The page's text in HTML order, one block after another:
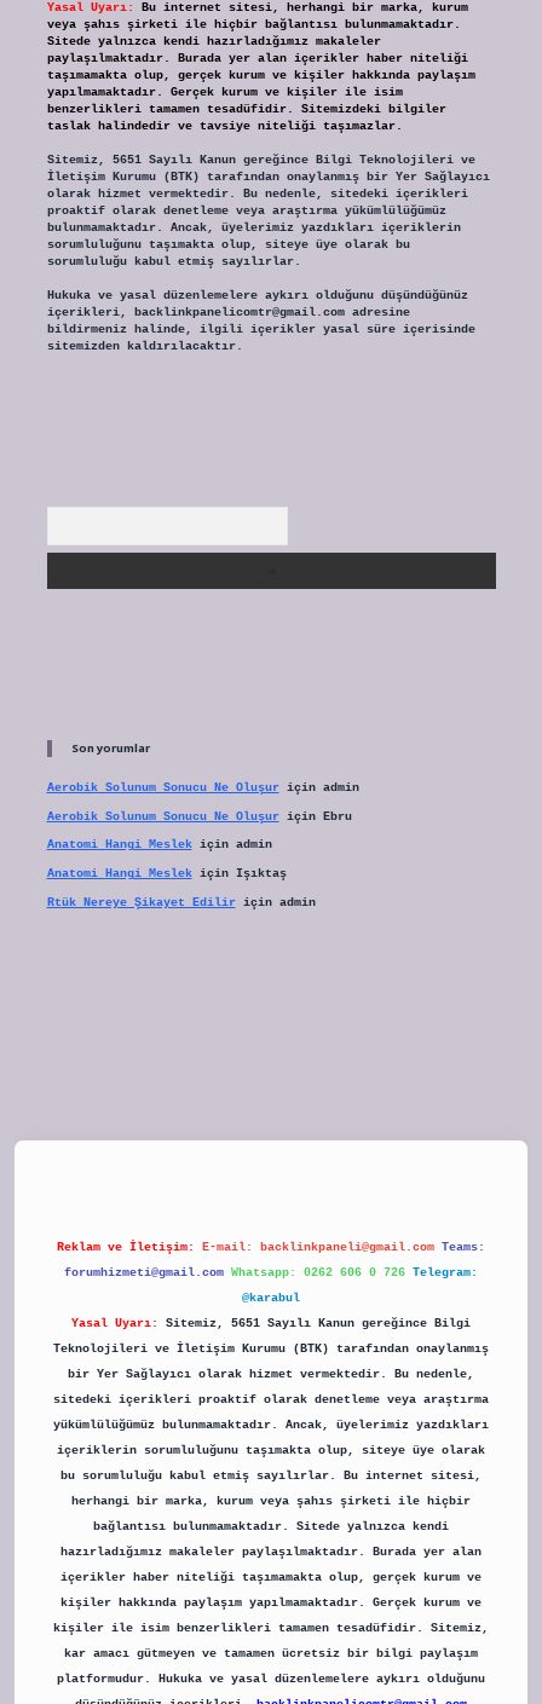
Yasal Uyarı:
Bu internet sitesi, herhangi bir marka, kurum
veya şahıs şirketi ile hiçbir bağlantısı bulunmamaktadır.
Sitede yalnızca kendi hazırladığımız makaleler
paylaşılmaktadır. Burada yer alan içerikler haber niteliği
taşımamakta olup, gerçek kurum ve kişiler hakkında paylaşım
yapılmamaktadır. Gerçek kurum ve kişiler ile isim
benzerlikleri tamamen tesadüfidir. Sitemizdeki bilgiler
taslak halindedir ve tavsiye niteliği taşımazlar.
Sitemiz, 5651 Sayılı Kanun gereğince Bilgi Teknolojileri ve
İletişim Kurumu (BTK) tarafından onaylanmış bir Yer Sağlayıcı
olarak hizmet vermektedir. Bu nedenle, sitedeki içerikleri
proaktif olarak denetleme veya araştırma yükümlülüğümüz
bulunmamaktadır. Ancak, üyelerimiz yazdıkları içeriklerin
sorumluluğunu taşımakta olup, siteye üye olarak bu
sorumluluğu kabul etmiş sayılırlar.
Hukuka ve yasal düzenlemelere aykırı olduğunu düşündüğünüz
içerikleri, backlinkpanelicomtr@gmail.comadresine
bildirmeniz halinde, ilgili içerikler yasal süre içerisinde
sitemizden kaldırılacaktır.
Son yorumlar
Aerobik Solunum Sonucu Ne Oluşuriçin admin
Aerobik Solunum Sonucu Ne Oluşuriçin Ebru
Anatomi Hangi Meslekiçin admin
Anatomi Hangi Meslekiçin Işıktaş
Rtük Nereye Şikayet Ediliriçin admin
Reklam ve İletişim: E-mail: backlinkpaneli@gmail.com Teams:
forumhizmeti@gmail.com Whatsapp: 0262 606 0 726 Telegram:
@karabul
Yasal Uyarı:
Sitemiz, 5651 Sayılı Kanun gereğince Bilgi
Teknolojileri ve İletişim Kurumu (BTK) tarafından onaylanmış
bir Yer Sağlayıcı olarak hizmet vermektedir. Bu nedenle,
sitedeki içerikleri proaktif olarak denetleme veya araştırma
yükümlülüğümüz bulunmamaktadır. Ancak, üyelerimiz yazdıkları
içeriklerin sorumluluğunu taşımakta olup, siteye üye olarak
bu sorumluluğu kabul etmiş sayılırlar. Bu internet sitesi,
herhangi bir marka, kurum veya şahıs şirketi ile hiçbir
bağlantısı bulunmamaktadır. Sitede yalnızca kendi
hazırladığımız makaleler paylaşılmaktadır. Burada yer alan
içerikler haber niteliği taşımamakta olup, gerçek kurum ve
kişiler hakkında paylaşım yapılmamaktadır. Gerçek kurum ve
kişiler ile isim benzerlikleri tamamen tesadüfidir. Sitemiz,
kar amacı gütmeyen ve tamamen ücretsiz bir bilgi paylaşım
platformudur. Hukuka ve yasal düzenlemelere aykırı olduğunu